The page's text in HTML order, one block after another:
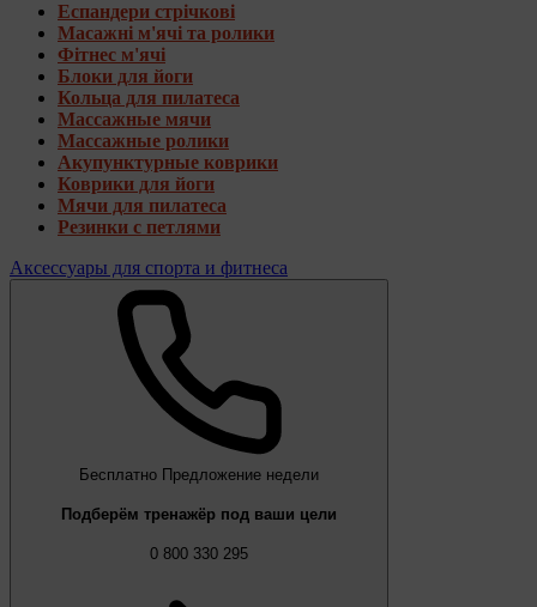
Еспандери стрічкові
Масажні м'ячі та ролики
Фітнес м'ячі
Блоки для йоги
Кольца для пилатеса
Массажные мячи
Массажные ролики
Акупунктурные коврики
Коврики для йоги
Мячи для пилатеса
Резинки с петлями
Аксессуары для спорта и фитнеса
Бесплатно Предложение недели
Подберём тренажёр под ваши цели
0 800 330 295